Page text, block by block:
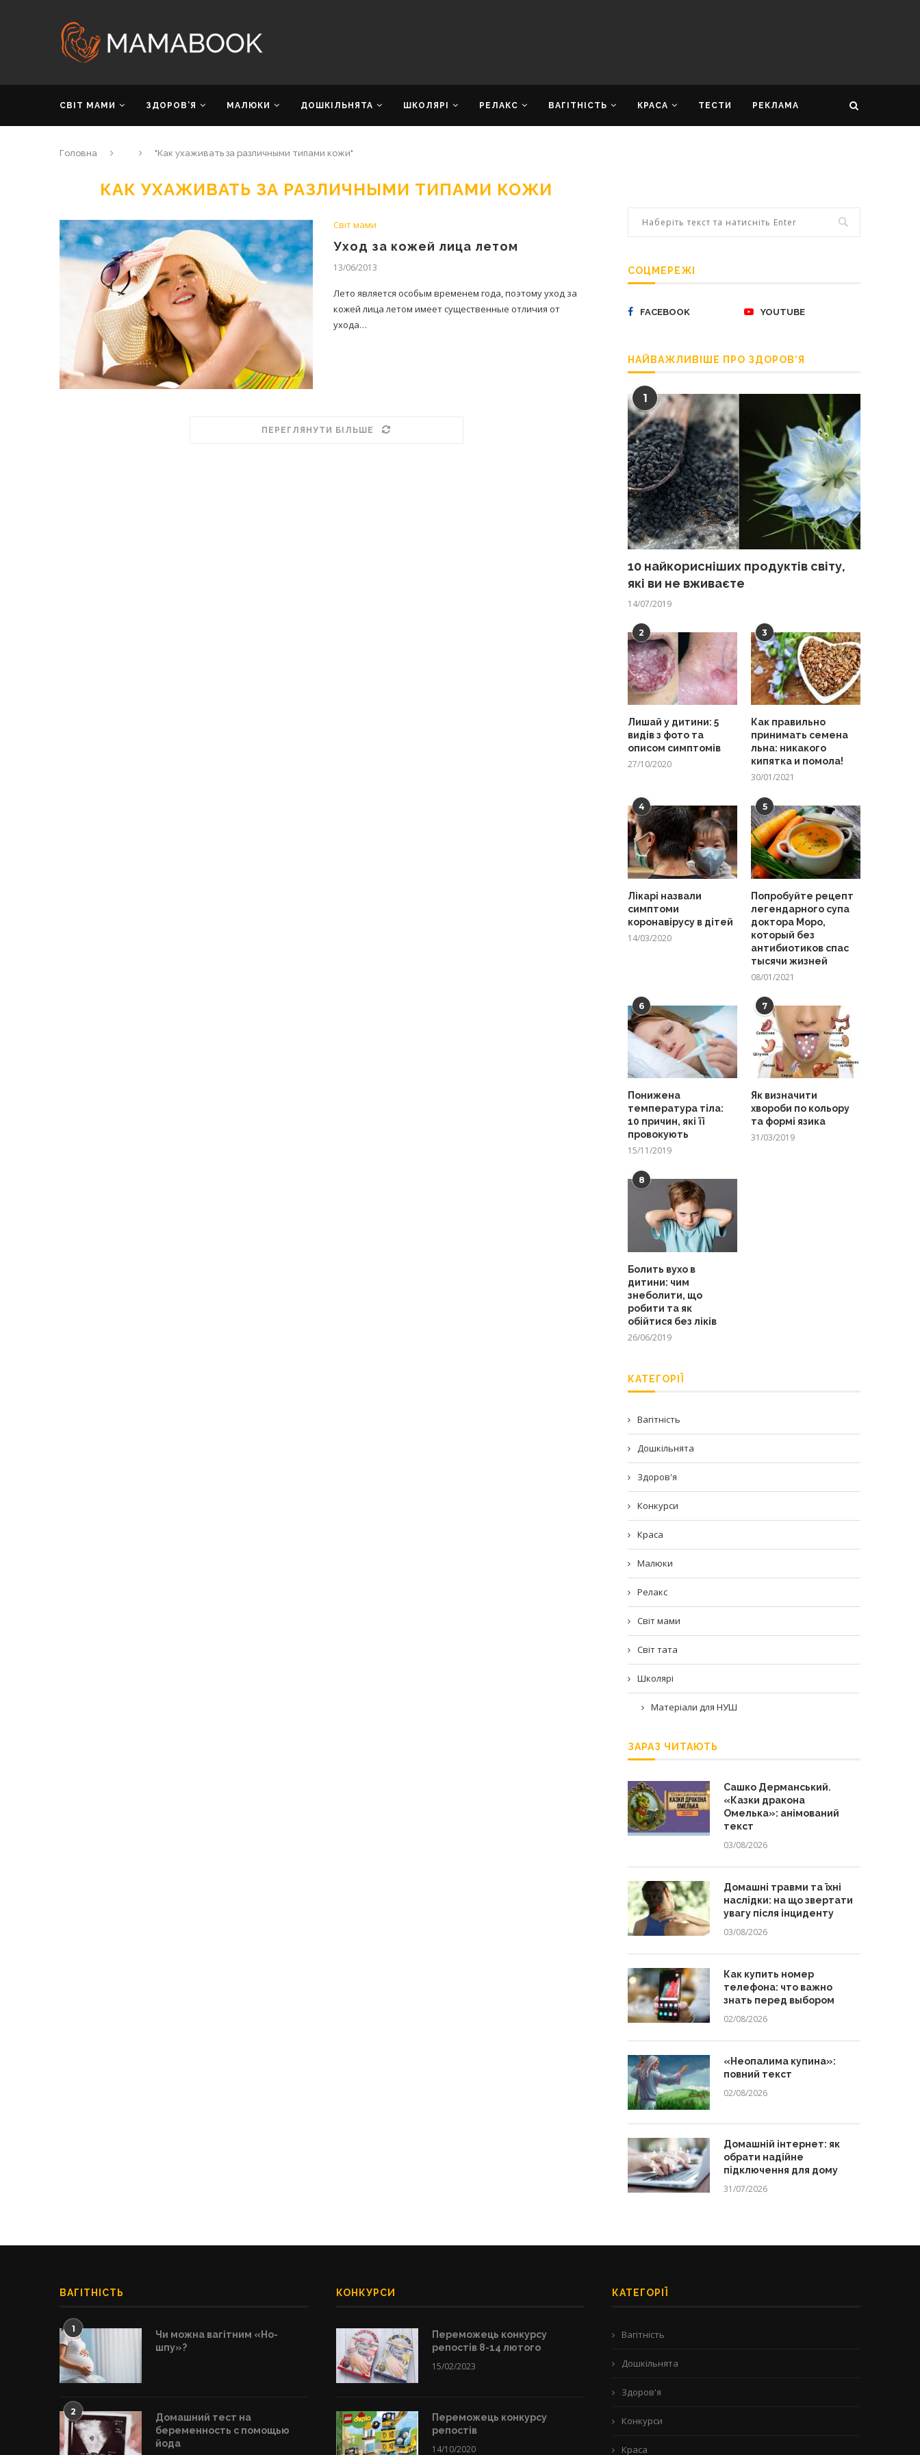
СВІТ МАМИ ЗДОРОВ’Я МАЛЮКИ ДОШКІЛЬНЯТА ШКОЛЯРІ РЕЛАКС ВАГІТНІСТЬ КРАСА ТЕСТИ РЕКЛАМА
Головна "Как ухаживать за различными типами кожи"
КАК УХАЖИВАТЬ ЗА РАЗЛИЧНЫМИ ТИПАМИ КОЖИ
Світ мами
Уход за кожей лица летом
13/06/2013
Лето является особым временем года, поэтому уход за
кожей лица летом имеет существенные отличия от
ухода…
ПЕРЕГЛЯНУТИ БІЛЬШЕ
СОЦМЕРЕЖІ
FACEBOOK YOUTUBE
НАЙВАЖЛИВІШЕ ПРО ЗДОРОВ’Я
1
10 найкорисніших продуктів світу,
які ви не вживаєте
14/07/2019
2
Лишай у дитини: 5
видів з фото та
описом симптомів
27/10/2020
3
Как правильно
принимать семена
льна: никакого
кипятка и помола!
30/01/2021
4
Лікарі назвали
симптоми
коронавірусу в дітей
14/03/2020
5
Попробуйте рецепт
легендарного супа
доктора Моро,
который без
антибиотиков спас
тысячи жизней
08/01/2021
6
Понижена
температура тіла:
10 причин, які її
провокують
15/11/2019
7
Як визначити
хвороби по кольору
та формі язика
31/03/2019
8
Болить вухо в
дитини: чим
знеболити, що
робити та як
обійтися без ліків
26/06/2019
КАТЕГОРІЇ
Вагітність
Дошкільнята
Здоров'я
Конкурси
Краса
Малюки
Релакс
Світ мами
Світ тата
Школярі
Матеріали для НУШ
ЗАРАЗ ЧИТАЮТЬ
Сашко Дерманський.
«Казки дракона
Омелька»: анімований
текст
03/08/2026
Домашні травми та їхні
наслідки: на що звертати
увагу після інциденту
03/08/2026
Как купить номер
телефона: что важно
знать перед выбором
02/08/2026
«Неопалима купина»:
повний текст
02/08/2026
Домашній інтернет: як
обрати надійне
підключення для дому
31/07/2026
ВАГІТНІСТЬ
1
Чи можна вагітним «Но-
шпу»?
2
Домашний тест на
беременность с помощью
йода
КОНКУРСИ
Переможець конкурсу
репостів 8-14 лютого
15/02/2023
Переможець конкурсу
репостів
14/10/2020
КАТЕГОРІЇ
Вагітність
Дошкільнята
Здоров'я
Конкурси
Краса